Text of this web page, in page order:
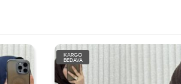
KARGO
BEDAVA